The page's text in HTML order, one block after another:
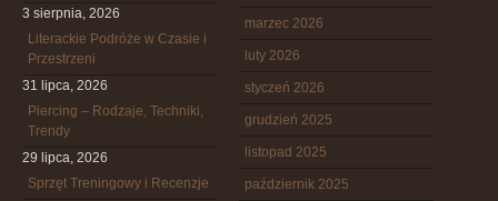
3 sierpnia, 2026
Literackie Podróże w Czasie i
Przestrzeni
31 lipca, 2026
Piercing – Rodzaje, Techniki,
Trendy
29 lipca, 2026
Sprzęt Treningowy i Recenzje
marzec 2026
luty 2026
styczeń 2026
grudzień 2025
listopad 2025
październik 2025